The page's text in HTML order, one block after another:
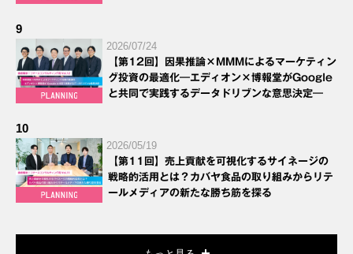
9
2026/07/24
【第12回】因果推論×MMMによるマーケティン
グ投資の最適化―エディオン×博報堂がGoogle
と共同で実践するデータドリブンな意思決定―
10
2026/05/19
【第11回】売上貢献を可視化するサイネージの
戦略的活用とは？カバヤ食品の取り組みからリテ
ールメディアの新たな勝ち筋を探る